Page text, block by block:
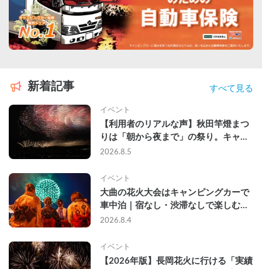
新着記事 すべて見る
イベント
【利用者のリアルな声】秋田竿燈まつ
りは「朝から夜まで」の祭り。キャン
ピングカーで行った2組の記録
2026.8.5
イベント
大曲の花火大会はキャンピングカーで
車中泊｜宿なし・渋滞なしで楽しむ
2026年完全ガイド
2026.8.4
イベント
【2026年版】長岡花火に行ける「実績